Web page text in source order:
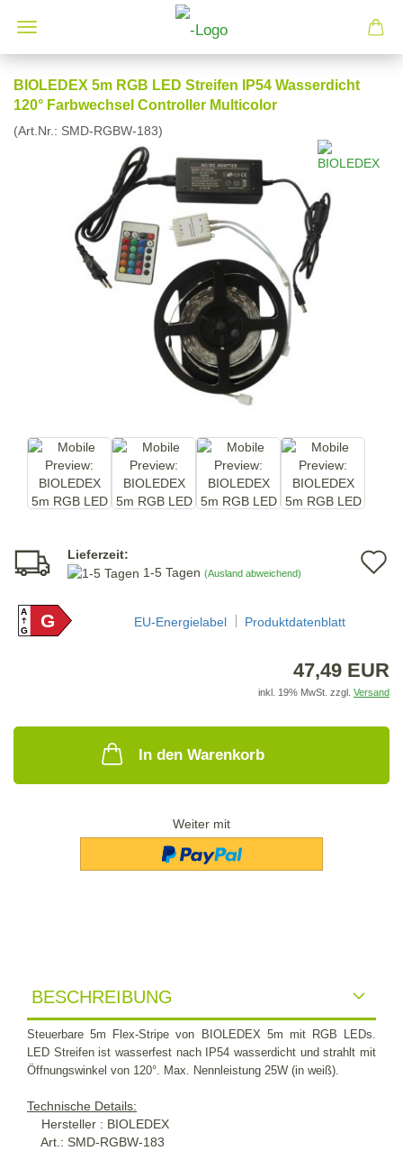
BIOLEDEX 5m RGB LED Streifen IP54 Wasserdicht
120° Farbwechsel Controller Multicolor
(Art.Nr.: SMD-RGBW-183)
Lieferzeit:
1-5 Tagen (Ausland abweichend)
A
GG EU-Energielabel Produktdatenblatt
47,49 EUR
inkl. 19% MwSt. zzgl. Versand
In den Warenkorb
Weiter mit
BESCHREIBUNG
Steuerbare 5m Flex-Stripe von BIOLEDEX 5m mit RGB LEDs.
LED Streifen ist wasserfest nach IP54 wasserdicht und strahlt mit
Öffnungswinkel von 120°. Max. Nennleistung 25W (in weiß).
Technische Details:
Hersteller : BIOLEDEX
Art.: SMD-RGBW-183